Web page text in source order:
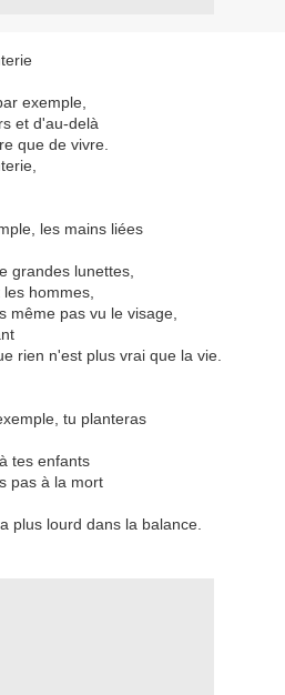
exemple,
et d'au-delà
que de vivre.
les mains liées
grandes lunettes,
hommes,
même pas vu le visage,
rien n'est plus vrai que la vie.
tu planteras
tes enfants
pas à la mort
plus lourd dans la balance.